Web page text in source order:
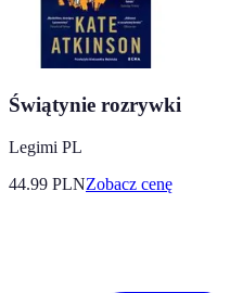
Świątynie rozrywki
Legimi PL
44.99 PLNZobacz cenę